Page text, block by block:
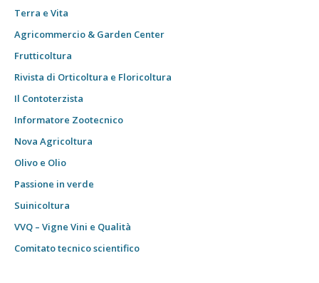
Terra e Vita
Agricommercio & Garden Center
Frutticoltura
Rivista di Orticoltura e Floricoltura
Il Contoterzista
Informatore Zootecnico
Nova Agricoltura
Olivo e Olio
Passione in verde
Suinicoltura
VVQ – Vigne Vini e Qualità
Comitato tecnico scientifico